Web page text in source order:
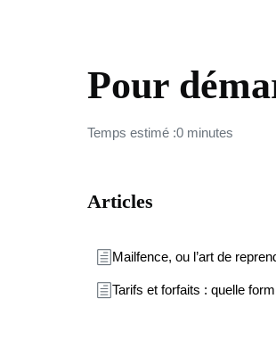
Pour
Temps estimé :0 minutes
Articles
Mailfence, ou l’art de
Tarifs et forfaits : quelle